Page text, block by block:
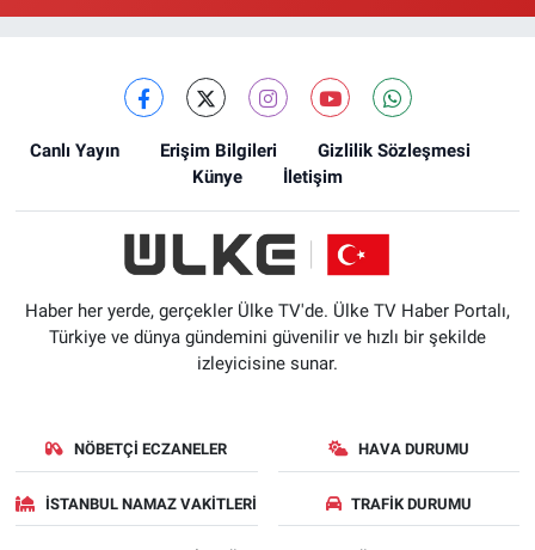
Canlı Yayın Erişim Bilgileri
Gizlilik Sözleşmesi
Künye
İletişim
Haber her yerde, gerçekler Ülke TV'de. Ülke TV Haber Portalı,
Türkiye ve dünya gündemini güvenilir ve hızlı bir şekilde
izleyicisine sunar.
NÖBETÇI ECZANELER HAVA DURUMU
İSTANBUL NAMAZ VAKITLERI TRAFIK DURUMU